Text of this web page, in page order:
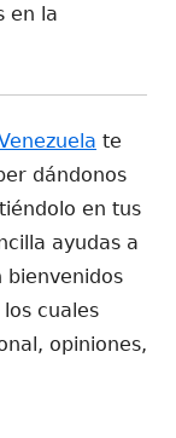
en la
te
dándonos
en tus
ayudas a
bienvenidos
cuales
opiniones,